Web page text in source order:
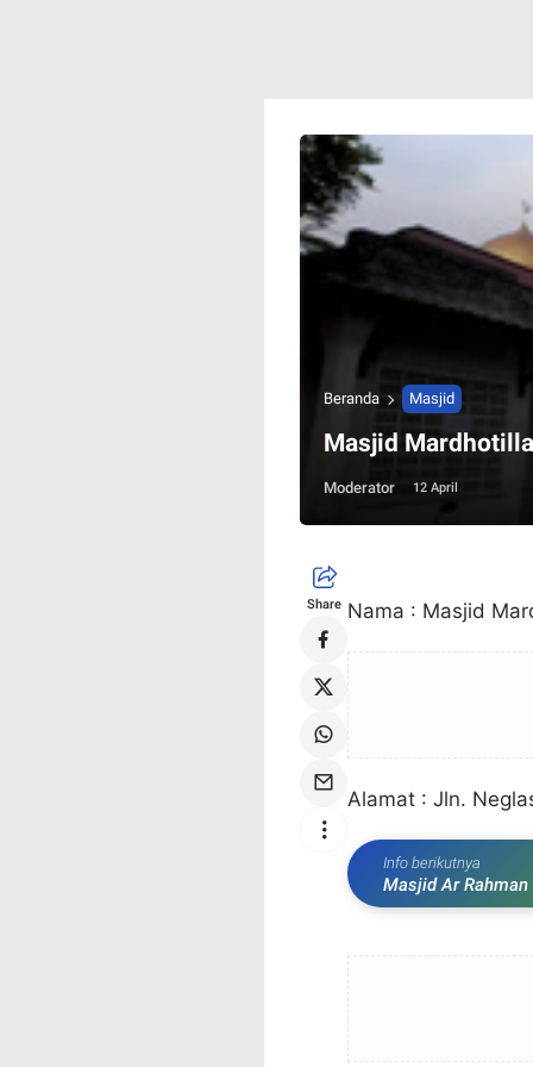
Beranda Masjid
Masjid
Moderator 12 April
Share Nama : Masjid
Alamat : Jln.
Info berikutnya
Masjid Ar Rahman